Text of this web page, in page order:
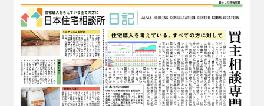
コ
テ
ン
ツ
へ
ス
キ
ッ
プ